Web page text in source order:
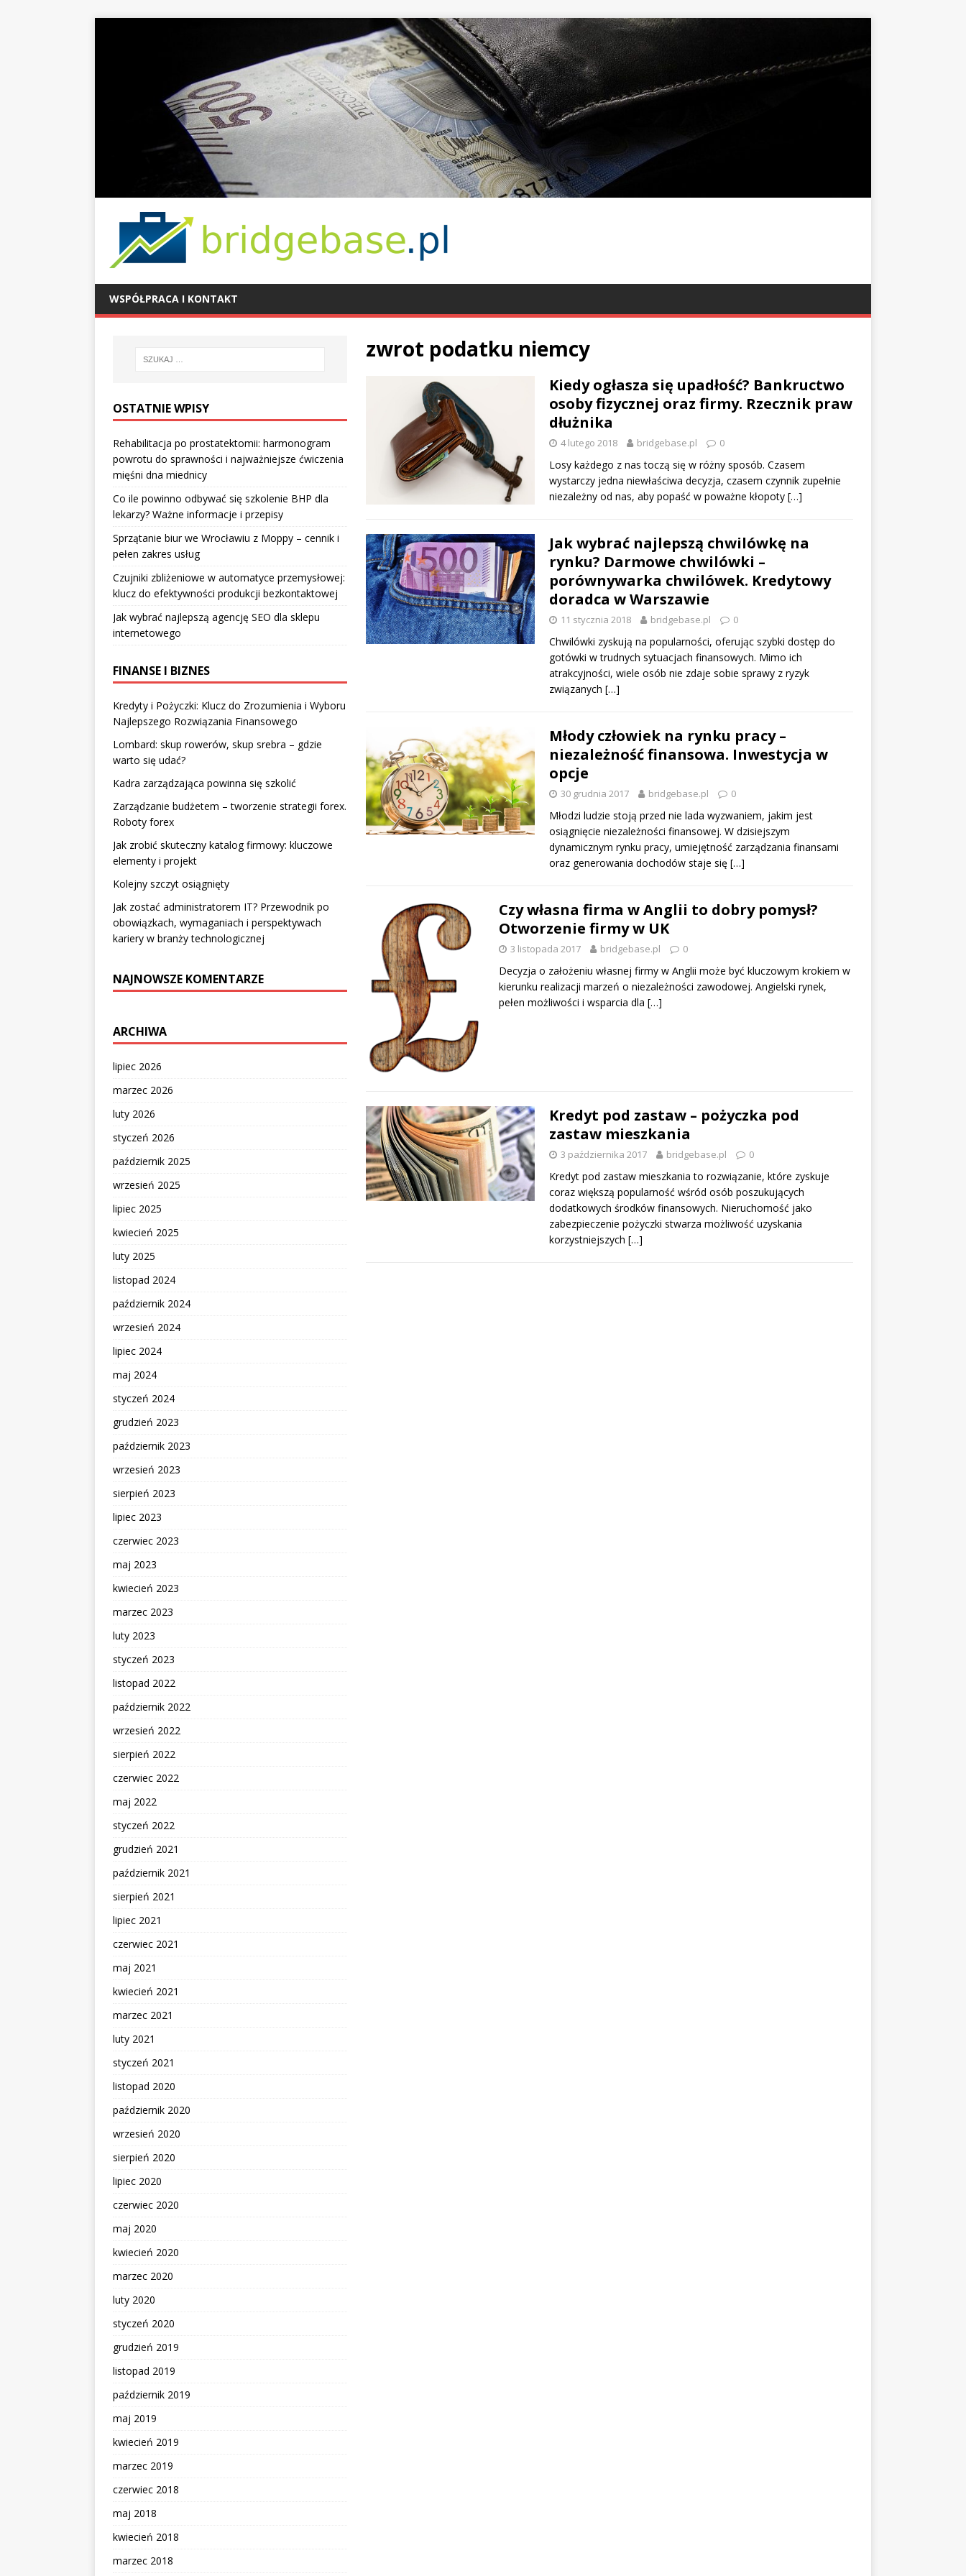
WSPÓŁPRACA I KONTAKT
zwrot podatku niemcy
Kiedy ogłasza się upadłość? Bankructwo
osoby fizycznej oraz firmy. Rzecznik praw
dłużnika
4 lutego 2018 bridgebase.pl 0
Losy każdego z nas toczą się w różny sposób. Czasem
wystarczy jedna niewłaściwa decyzja, czasem czynnik zupełnie
niezależny od nas, aby popaść w poważne kłopoty […]
Jak wybrać najlepszą chwilówkę na
rynku? Darmowe chwilówki –
porównywarka chwilówek. Kredytowy
doradca w Warszawie
11 stycznia 2018 bridgebase.pl 0
Chwilówki zyskują na popularności, oferując szybki dostęp do
gotówki w trudnych sytuacjach finansowych. Mimo ich
atrakcyjności, wiele osób nie zdaje sobie sprawy z ryzyk
związanych […]
Młody człowiek na rynku pracy –
niezależność finansowa. Inwestycja w
opcje
30 grudnia 2017 bridgebase.pl 0
Młodzi ludzie stoją przed nie lada wyzwaniem, jakim jest
osiągnięcie niezależności finansowej. W dzisiejszym
dynamicznym rynku pracy, umiejętność zarządzania finansami
oraz generowania dochodów staje się […]
Czy własna firma w Anglii to dobry pomysł?
Otworzenie firmy w UK
3 listopada 2017 bridgebase.pl 0
Decyzja o założeniu własnej firmy w Anglii może być kluczowym krokiem w
kierunku realizacji marzeń o niezależności zawodowej. Angielski rynek,
pełen możliwości i wsparcia dla […]
Kredyt pod zastaw – pożyczka pod
zastaw mieszkania
3 października 2017 bridgebase.pl 0
Kredyt pod zastaw mieszkania to rozwiązanie, które zyskuje
coraz większą popularność wśród osób poszukujących
dodatkowych środków finansowych. Nieruchomość jako
zabezpieczenie pożyczki stwarza możliwość uzyskania
korzystniejszych […]
OSTATNIE WPISY
Rehabilitacja po prostatektomii: harmonogram
powrotu do sprawności i najważniejsze ćwiczenia
mięśni dna miednicy
Co ile powinno odbywać się szkolenie BHP dla
lekarzy? Ważne informacje i przepisy
Sprzątanie biur we Wrocławiu z Moppy – cennik i
pełen zakres usług
Czujniki zbliżeniowe w automatyce przemysłowej:
klucz do efektywności produkcji bezkontaktowej
Jak wybrać najlepszą agencję SEO dla sklepu
internetowego
FINANSE I BIZNES
Kredyty i Pożyczki: Klucz do Zrozumienia i Wyboru
Najlepszego Rozwiązania Finansowego
Lombard: skup rowerów, skup srebra – gdzie
warto się udać?
Kadra zarządzająca powinna się szkolić
Zarządzanie budżetem – tworzenie strategii forex.
Roboty forex
Jak zrobić skuteczny katalog firmowy: kluczowe
elementy i projekt
Kolejny szczyt osiągnięty
Jak zostać administratorem IT? Przewodnik po
obowiązkach, wymaganiach i perspektywach
kariery w branży technologicznej
NAJNOWSZE KOMENTARZE
ARCHIWA
lipiec 2026
marzec 2026
luty 2026
styczeń 2026
październik 2025
wrzesień 2025
lipiec 2025
kwiecień 2025
luty 2025
listopad 2024
październik 2024
wrzesień 2024
lipiec 2024
maj 2024
styczeń 2024
grudzień 2023
październik 2023
wrzesień 2023
sierpień 2023
lipiec 2023
czerwiec 2023
maj 2023
kwiecień 2023
marzec 2023
luty 2023
styczeń 2023
listopad 2022
październik 2022
wrzesień 2022
sierpień 2022
czerwiec 2022
maj 2022
styczeń 2022
grudzień 2021
październik 2021
sierpień 2021
lipiec 2021
czerwiec 2021
maj 2021
kwiecień 2021
marzec 2021
luty 2021
styczeń 2021
listopad 2020
październik 2020
wrzesień 2020
sierpień 2020
lipiec 2020
czerwiec 2020
maj 2020
kwiecień 2020
marzec 2020
luty 2020
styczeń 2020
grudzień 2019
listopad 2019
październik 2019
maj 2019
kwiecień 2019
marzec 2019
czerwiec 2018
maj 2018
kwiecień 2018
marzec 2018